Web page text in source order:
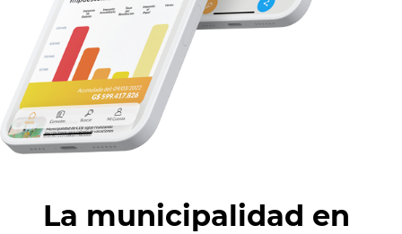
La municipalidad en